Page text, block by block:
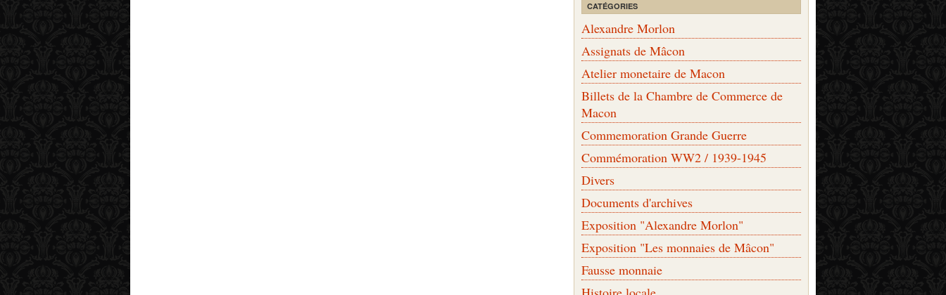
CATÉGORIES
Alexandre Morlon
Assignats de Mâcon
Atelier monetaire de Macon
Billets de la Chambre de Commerce de
Macon
Commemoration Grande Guerre
Commémoration WW2 / 1939-1945
Divers
Documents d'archives
Exposition "Alexandre Morlon"
Exposition "Les monnaies de Mâcon"
Fausse monnaie